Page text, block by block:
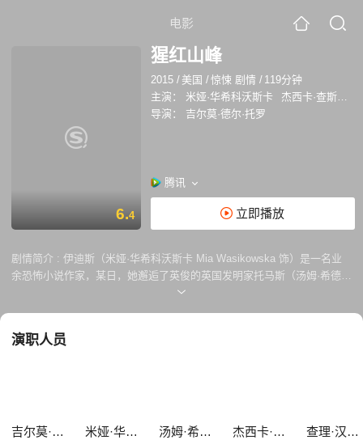
电影
6.4
猩红山峰
2015 / 美国 /惊悚 剧情 / 119分钟
主演：
米娅·华希科沃斯卡 杰西卡·查斯坦
导演：
吉尔莫·德尔·托罗
腾讯
立即播放
剧情简介 : 伊迪斯（米娅·华希科沃斯卡 Mia Wasikowska 饰）是一名业
余恐怖小说作家，某日，她邂逅了英俊的英国发明家托马斯（汤姆·希德勒
斯顿 Tom Hiddleston 饰），后者的彬彬有礼温文尔雅很快就吸引了伊迪
节骨眼上，卡特意外身亡，伊迪斯毅然决定离开自己的家乡，跟随托马斯
别墅里，飘荡着数缕游魂，埋藏了数不清的秘密。
演职人员
吉尔莫·德尔·托罗 米娅·华希科沃斯卡 汤姆·希德勒斯顿 杰西卡·查斯坦 查理·汉纳姆